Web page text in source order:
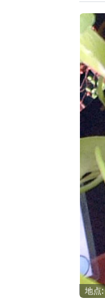
地点